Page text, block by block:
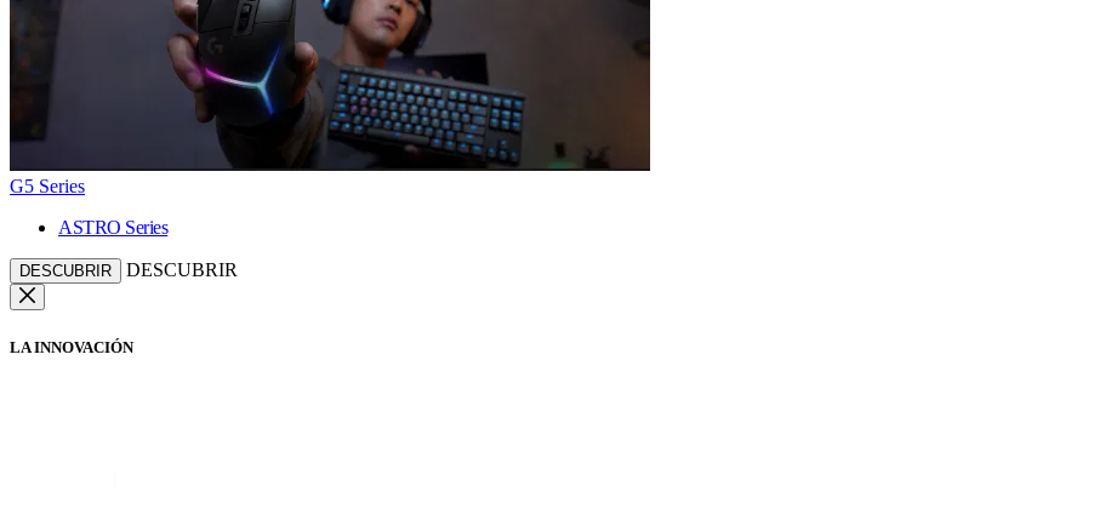
G5 Series
ASTRO Series
DESCUBRIR DESCUBRIR
LA INNOVACIÓN